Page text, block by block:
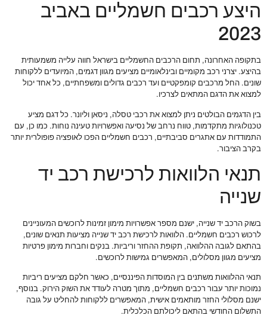
היצע רכבים חשמליים באביב
2023
בתקופה האחרונה, תחום הרכבים החשמליים בישראל חווה עלייה משמעותית
בהיצע. יצרני רכב מקומיים ובינלאומיים מציעים מגוון דגמים, המיועדים ללקוחות
שונים. החל מרכבים קומפקטיים ועד רכבים גדולים ומשפחתיים, כל אחד יכול
למצוא את הדגם המתאים לצרכיו.
בין הדגמים הבולטים ניתן למצוא את רכבי טסלה, ניסאן וליונר. כל דגם מציע
טכנולוגיות מתקדמות, טווח נרחב של נסיעה ואפשרויות טעינה נוחות. כמו כן, עם
התמודדות עם אתגרים סביבתיים, רכבים חשמליים הפכו לאופציה פופולרית יותר
בקרב הציבור.
תנאי הלוואות לרכישת רכב יד
שנייה
בשוק הרכב יד שנייה, ישנם מספר אפשרויות מימון זמינות לרוכשים המעוניינים
לרכוש רכבים חשמליים. הלוואות לרכישת רכב יד שנייה מציעות תנאים שונים,
בהתאם לגובה ההלוואה, תקופת ההחזר וריביות. בנקים וחברות מימון פרטיות
מציעים מגוון מסלולים, המאפשרים גמישות לרוכשים.
תנאי ההלוואות משתנים בין המוסדות הפיננסיים, כאשר חלקם מציעים ריביות
נמוכות יותר עבור רכבים חשמליים, מתוך מטרה לעודד את השוק הירוק. בנוסף,
ישנם מסלולי החזר מותאמים אישית, המאפשרים ללקוחות להחליט על גובה
התשלום החודשי בהתאם ליכולתם הכלכלית.